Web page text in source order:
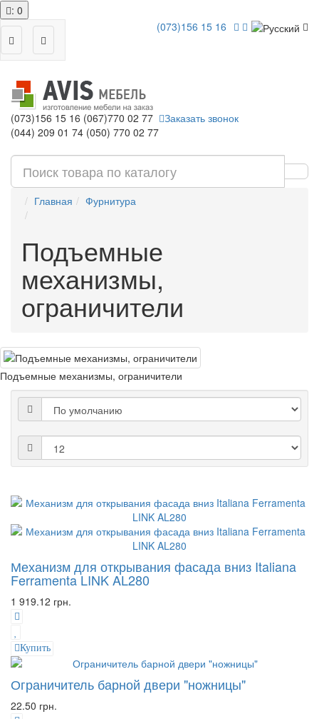
: 0
(073)156 15 16
(073)156 15 16 (067)770 02 77
(044) 209 01 74 (050) 770 02 77
Заказать звонок
Главная Фурнитура
Подъемные
механизмы,
ограничители
Подъемные механизмы, ограничители
Механизм для открывания фасада вниз Italiana
Ferramenta LINK AL280
1 919.12 грн.
Купить
Ограничитель барной двери "ножницы"
22.50 грн.